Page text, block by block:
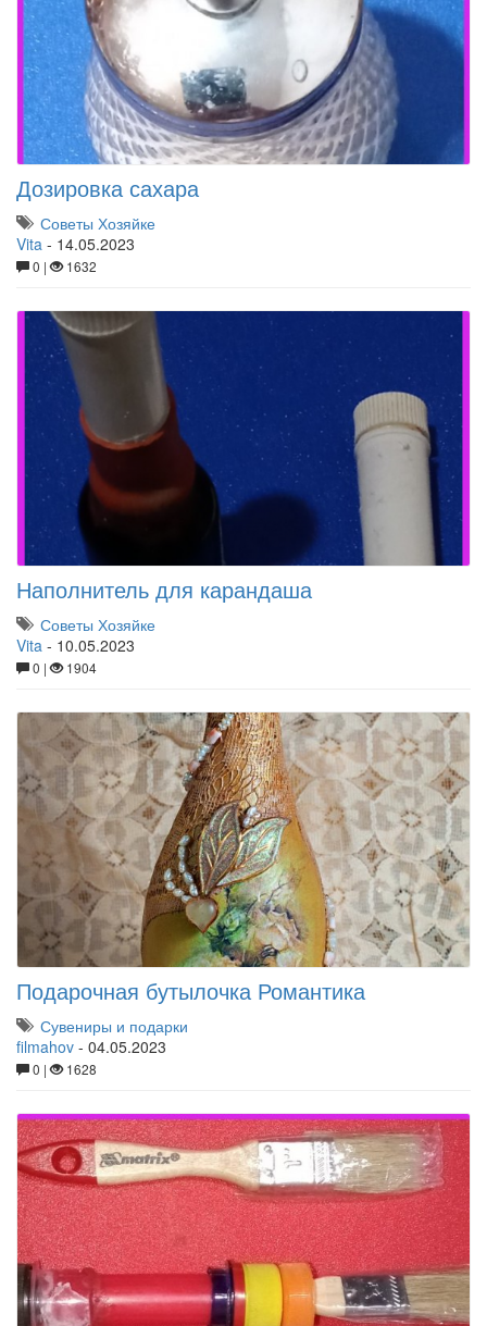
Дозировка сахара
Советы Хозяйке
Vita - 14.05.2023
0 | 1632
Наполнитель для карандаша
Советы Хозяйке
Vita - 10.05.2023
0 | 1904
Подарочная бутылочка Романтика
Сувениры и подарки
filmahov - 04.05.2023
0 | 1628